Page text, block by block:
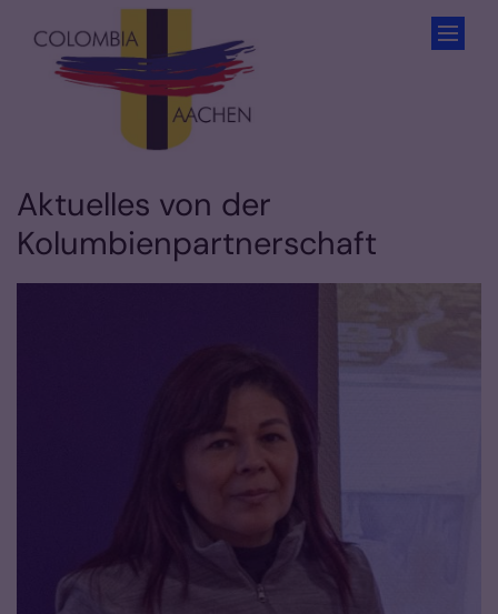
Zum Inhalt springen
Aktuelles von der
Kolumbienpartnerschaft